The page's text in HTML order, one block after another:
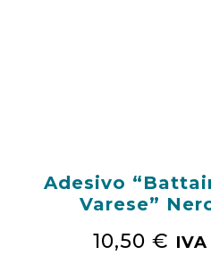
Adesivo
Varese”
10,50 €